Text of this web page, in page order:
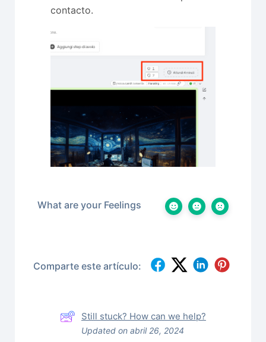
contacto.
What are your Feelings
Comparte este artículo:
Still stuck? How can we help?
Updated on abril 26, 2024